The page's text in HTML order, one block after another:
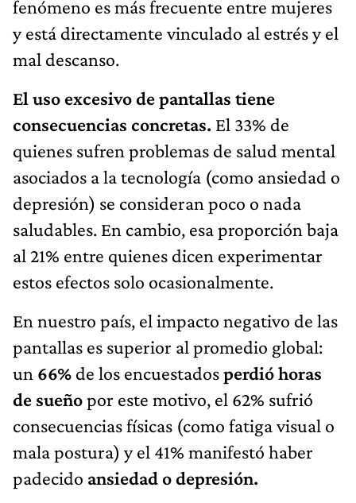
fenómeno es más frecuente entre mujeres
y está directamente vinculado al estrés y el
mal descanso.
El uso excesivo de pantallas tiene
consecuencias concretas. El 33% de
quienes sufren problemas de salud mental
asociados a la tecnología (como ansiedad o
depresión) se consideran poco o nada
saludables. En cambio, esa proporción baja
al 21% entre quienes dicen experimentar
estos efectos solo ocasionalmente.
En nuestro país, el impacto negativo de las
pantallas es superior al promedio global:
un 66% de los encuestadosperdió horas
de sueñopor este motivo, el 62% sufrió
consecuencias físicas (como fatiga visual o
mala postura) y el 41% manifestó haber
padecido ansiedad o depresión.